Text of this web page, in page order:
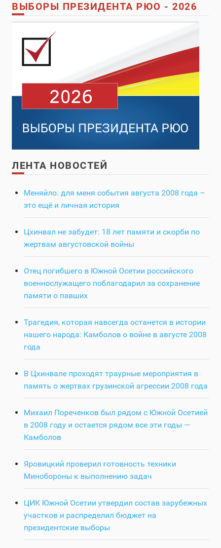
ВЫБОРЫ ПРЕЗИДЕНТА РЮО - 2026
ЛЕНТА НОВОСТЕЙ
Меняйло: для меня события августа 2008 года –
это ещё и личная история
Цхинвал не забудет: 18 лет памяти и скорби по
жертвам августовской войны
Отец погибшего в Южной Осетии российского
военнослужащего поблагодарил за сохранение
памяти о павших
Трагедия, которая навсегда останется в истории
нашего народа: Камболов о войне в августе 2008
года
В Цхинвале проходят траурные мероприятия в
память о жертвах грузинской агрессии 2008 года
Михаил Пореченков был рядом с Южной Осетией
в 2008 году и остается рядом все эти годы —
Камболов
Яровицкий проверил готовность техники
Минобороны к выполнению задач
ЦИК Южной Осетии утвердил состав зарубежных
участков и распределил бюджет на
президентские выборы